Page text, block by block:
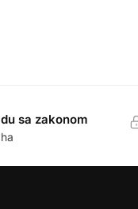
sa zakonom